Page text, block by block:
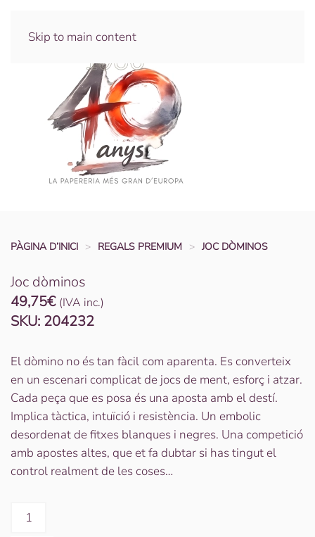
Skip to main content
PÀGINA D’INICI REGALS PREMIUM JOC DÒMINOS
Joc dòminos
49,75€ (IVA inc.)
SKU: 204232
El dòmino no és tan fàcil com aparenta. Es converteix
en un escenari complicat de jocs de ment, esforç i atzar.
Cada peça que es posa és una aposta amb el destí.
Implica tàctica, intuïció i resistència. Un embolic
desordenat de fitxes blanques i negres. Una competició
amb apostes altes, que et fa dubtar si has tingut el
control realment de les coses…
quantitat